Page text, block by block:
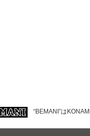
“BEMANI”は